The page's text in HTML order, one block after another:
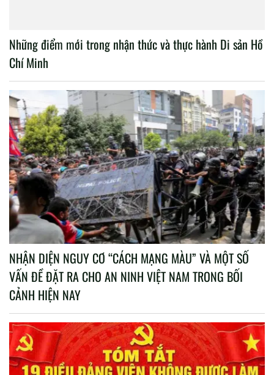
Những điểm mới trong nhận thức và thực hành Di sản Hồ
Chí Minh
NHẬN DIỆN NGUY CƠ “CÁCH MẠNG MÀU” VÀ MỘT SỐ
VẤN ĐỀ ĐẶT RA CHO AN NINH VIỆT NAM TRONG BỐI
CẢNH HIỆN NAY